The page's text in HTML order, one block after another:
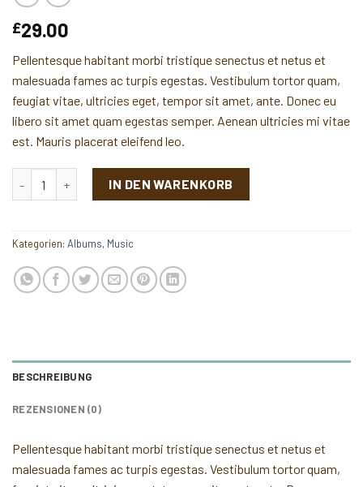
£29.00
Pellentesque habitant morbi tristique senectus et netus et
malesuada fames ac turpis egestas. Vestibulum tortor quam,
feugiat vitae, ultricies eget, tempor sit amet, ante. Donec eu
libero sit amet quam egestas semper. Aenean ultricies mi vitae
est. Mauris placerat eleifend leo.
IN DEN WARENKORB
Kategorien: Albums, Music
BESCHREIBUNG
REZENSIONEN (0)
Pellentesque habitant morbi tristique senectus et netus et
malesuada fames ac turpis egestas. Vestibulum tortor quam,